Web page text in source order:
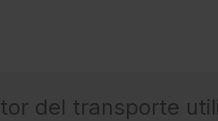
del transporte